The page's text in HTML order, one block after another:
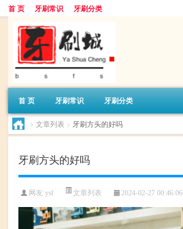
首 页 牙刷常识 牙刷分类
首 页 牙刷常识 牙刷分类
> 文章列表 > 牙刷方头的好吗
牙刷方头的好吗
网友:ysf 文章列表 2024-02-27 00:46:06